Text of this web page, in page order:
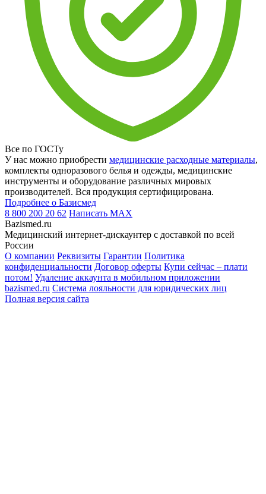
Все по ГОСТу
У нас можно приобрести медицинские расходные материалы,
комплекты одноразового белья и одежды, медицинские
инструменты и оборудование различных мировых
производителей. Вся продукция сертифицирована.
Подробнее о Базисмед
8 800 200 20 62 Написать MAX
Bazismed.ru
Медицинский интернет-дискаунтер с доставкой по всей
России
О компании Реквизиты Гарантии Политика
конфиденциальности Договор оферты Купи сейчас – плати
потом! Удаление аккаунта в мобильном приложении
bazismed.ru Система лояльности для юридических лиц
Полная версия сайта